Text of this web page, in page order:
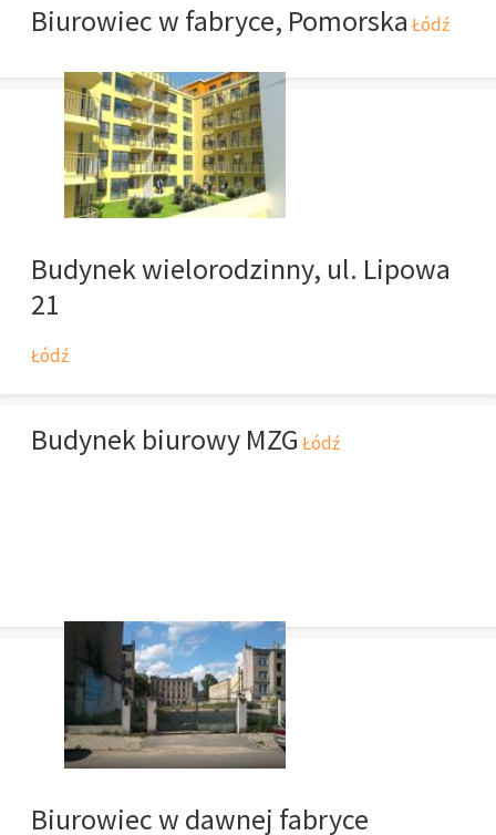
Biurowiec w fabryce, Pomorska Łódź
Budynek wielorodzinny, ul. Lipowa
21
Łódź
Budynek biurowy MZG Łódź
Biurowiec w dawnej fabryce